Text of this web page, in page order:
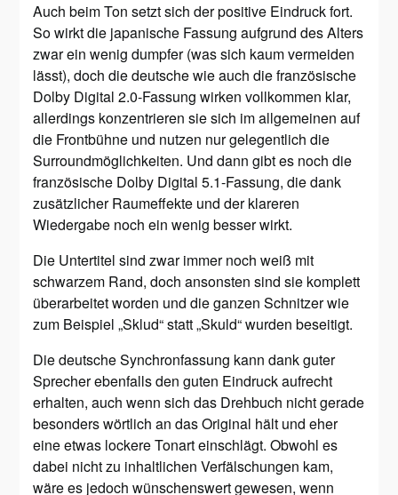
Auch beim Ton setzt sich der positive Eindruck fort.
So wirkt die japanische Fassung aufgrund des Alters
zwar ein wenig dumpfer (was sich kaum vermeiden
lässt), doch die deutsche wie auch die französische
Dolby Digital 2.0-Fassung wirken vollkommen klar,
allerdings konzentrieren sie sich im allgemeinen auf
die Frontbühne und nutzen nur gelegentlich die
Surroundmöglichkeiten. Und dann gibt es noch die
französische Dolby Digital 5.1-Fassung, die dank
zusätzlicher Raumeffekte und der klareren
Wiedergabe noch ein wenig besser wirkt.
Die Untertitel sind zwar immer noch weiß mit
schwarzem Rand, doch ansonsten sind sie komplett
überarbeitet worden und die ganzen Schnitzer wie
zum Beispiel „Sklud“ statt „Skuld“ wurden beseitigt.
Die deutsche Synchronfassung kann dank guter
Sprecher ebenfalls den guten Eindruck aufrecht
erhalten, auch wenn sich das Drehbuch nicht gerade
besonders wörtlich an das Original hält und eher
eine etwas lockere Tonart einschlägt. Obwohl es
dabei nicht zu inhaltlichen Verfälschungen kam,
wäre es jedoch wünschenswert gewesen, wenn